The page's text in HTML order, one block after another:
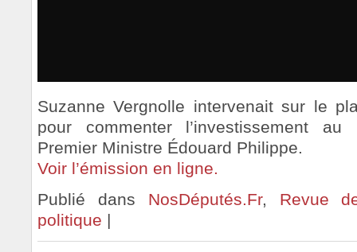
Suzanne Vergnolle intervenait sur le
pour commenter l’investissement
Premier Ministre Édouard Philippe.
Voir l’émission en ligne.
Publié dans NosDéputés.Fr, Revue
politique |